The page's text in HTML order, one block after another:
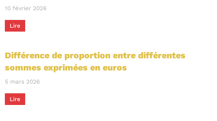
10 février 2026
Lire
Différence de proportion entre différentes
sommes exprimées en euros
5 mars 2026
Lire